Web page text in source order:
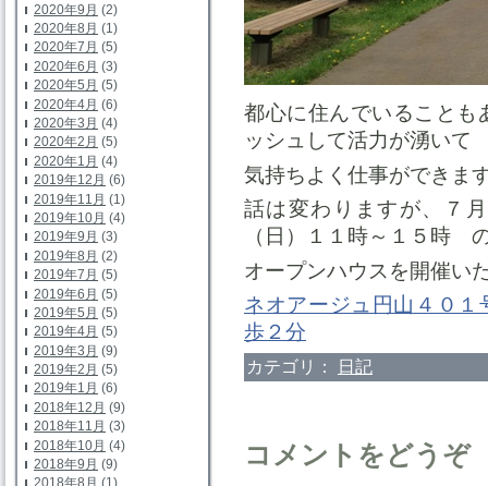
2020年9月 (2)
2020年8月 (1)
2020年7月 (5)
2020年6月 (3)
2020年5月 (5)
2020年4月 (6)
2020年3月 (4)
2020年2月 (5)
2020年1月 (4)
2019年12月 (6)
2019年11月 (1)
2019年10月 (4)
2019年9月 (3)
2019年8月 (2)
2019年7月 (5)
2019年6月 (5)
2019年5月 (5)
2019年4月 (5)
2019年3月 (9)
2019年2月 (5)
2019年1月 (6)
2018年12月 (9)
2018年11月 (3)
2018年10月 (4)
2018年9月 (9)
都心に住んでいることも
ッシュして活力が湧いて
気持ちよく仕事ができま
話は変わりますが、７
（日）１１時～１５時
オープンハウスを開催い
ネオアージュ円山４０
歩２分
カテゴリ： 日記
コメントをどうぞ